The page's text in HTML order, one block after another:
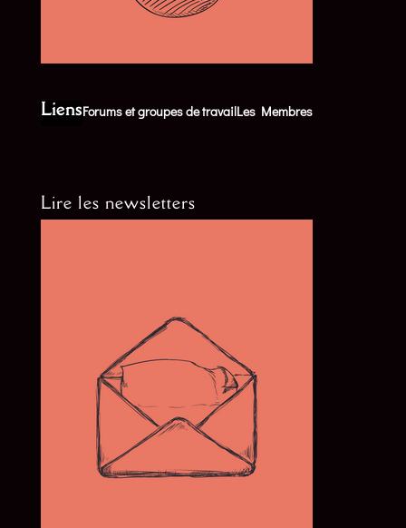
LiensForums et groupes de travailLes Membres
Lire les newsletters